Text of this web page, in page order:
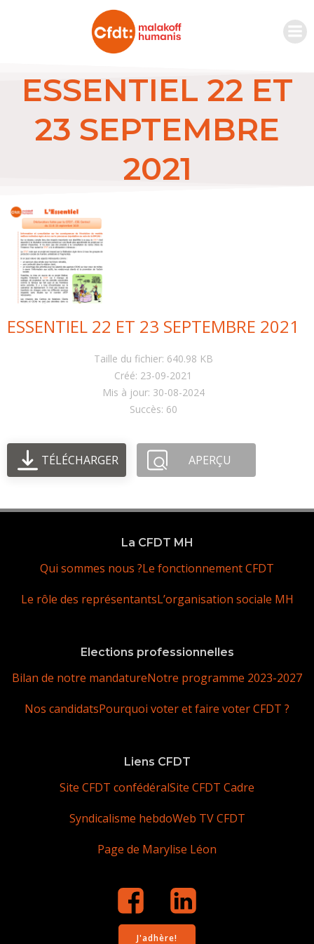
ESSENTIEL 22 ET
23 SEPTEMBRE
2021
ESSENTIEL 22 ET 23 SEPTEMBRE 2021
Taille du fichier: 640.98 KB
Créé: 23-09-2021
Mis à jour: 30-08-2024
Succès: 60
TÉLÉCHARGER APERÇU
La CFDT MH
Qui sommes nous ?Le fonctionnement CFDT
Le rôle des représentantsL’organisation sociale MH
Elections professionnelles
Bilan de notre mandatureNotre programme 2023-2027
Nos candidatsPourquoi voter et faire voter CFDT ?
Liens CFDT
Site CFDT confédéralSite CFDT Cadre
Syndicalisme hebdoWeb TV CFDT
Page de Marylise Léon
J'adhère!